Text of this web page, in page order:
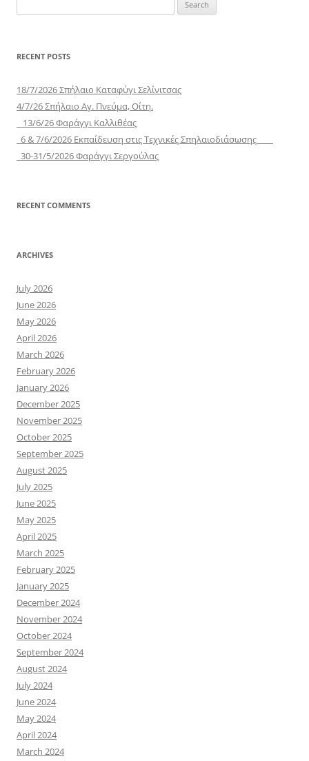
for:
RECENT POSTS
18/7/2026 Σπήλαιο Καταφύγι Σελίνιτσας
4/7/26 Σπήλαιο Αγ. Πνεύμα, Οίτη.
13/6/26 Φαράγγι Καλλιθέας
6 & 7/6/2026 Εκπαίδευση στις Τεχνικές Σπηλαιοδιάσωσης
30-31/5/2026 Φαράγγι Σεργούλας
RECENT COMMENTS
ARCHIVES
July 2026
June 2026
May 2026
April 2026
March 2026
February 2026
January 2026
December 2025
November 2025
October 2025
September 2025
August 2025
July 2025
June 2025
May 2025
April 2025
March 2025
February 2025
January 2025
December 2024
November 2024
October 2024
September 2024
August 2024
July 2024
June 2024
May 2024
April 2024
March 2024